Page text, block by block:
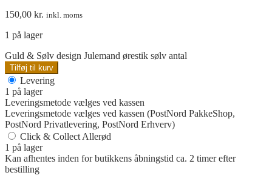
150,00 kr. inkl. moms
1 på lager
Guld & Sølv design Julemand ørestik sølv antal
Tilføj til kurv
Levering
1 på lager
Leveringsmetode vælges ved kassen
Leveringsmetode vælges ved kassen (PostNord PakkeShop,
PostNord Privatlevering, PostNord Erhverv)
Click & Collect Allerød
1 på lager
Kan afhentes inden for butikkens åbningstid ca. 2 timer efter
bestilling